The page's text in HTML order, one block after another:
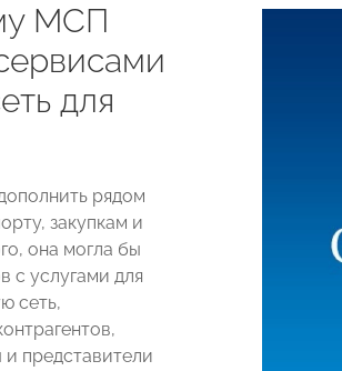
МСП
для
рядом
закупкам и
она могла бы
с услугами для
сеть,
представители